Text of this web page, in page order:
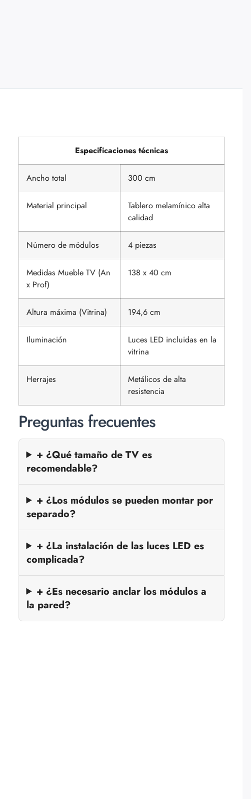
Especificaciones técnicas
Ancho total 300 cm
Material principal
Tablero melamínico alta
calidad
Número de módulos 4 piezas
Medidas Mueble TV (An
x Prof)
138 x 40 cm
Altura máxima (Vitrina) 194,6 cm
Iluminación
Luces LED incluidas en la
vitrina
Herrajes
Metálicos de alta
resistencia
Preguntas frecuentes
+ ¿Qué tamaño de TV es
recomendable?
+ ¿Los módulos se pueden montar por
separado?
+ ¿La instalación de las luces LED es
complicada?
+ ¿Es necesario anclar los módulos a
la pared?